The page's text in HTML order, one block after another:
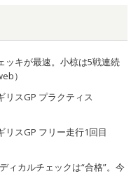
ッキが最速。小椋は5戦連続
）
リスGP プラクティス
リスGP フリー走行1回目
ィカルチェックは“合格”。今